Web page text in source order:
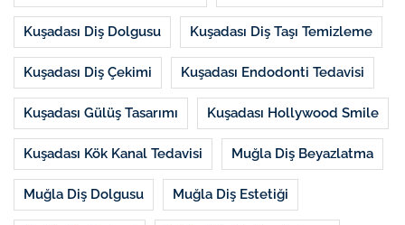
Kuşadası Diş Dolgusu Kuşadası Diş Taşı Temizleme
Kuşadası Diş Çekimi Kuşadası Endodonti Tedavisi
Kuşadası Gülüş Tasarımı Kuşadası Hollywood Smile
Kuşadası Kök Kanal Tedavisi Muğla Diş Beyazlatma
Muğla Diş Dolgusu Muğla Diş Estetiği